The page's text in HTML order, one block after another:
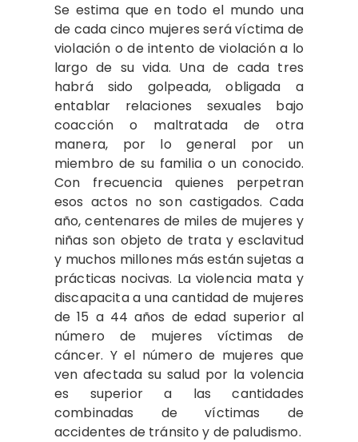
Se estima que en todo el mundo una
de cada cinco mujeres será víctima de
violación o de intento de violación a lo
largo de su vida. Una de cada tres
habrá sido golpeada, obligada a
entablar relaciones sexuales bajo
coacción o maltratada de otra
manera, por lo general por un
miembro de su familia o un conocido.
Con frecuencia quienes perpetran
esos actos no son castigados. Cada
año, centenares de miles de mujeres y
niñas son objeto de trata y esclavitud
y muchos millones más están sujetas a
prácticas nocivas. La violencia mata y
discapacita a una cantidad de mujeres
de 15 a 44 años de edad superior al
número de mujeres víctimas de
cáncer. Y el número de mujeres que
ven afectada su salud por la volencia
es superior a las cantidades
combinadas de víctimas de
accidentes de tránsito y de paludismo.